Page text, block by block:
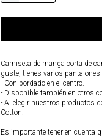
Camiseta de manga corta de
guste, tienes varios
- Con bordado en el centro.
- Disponible también en otros
- Al elegir nuestros productos
Cotton.
Es importante tener en cuenta